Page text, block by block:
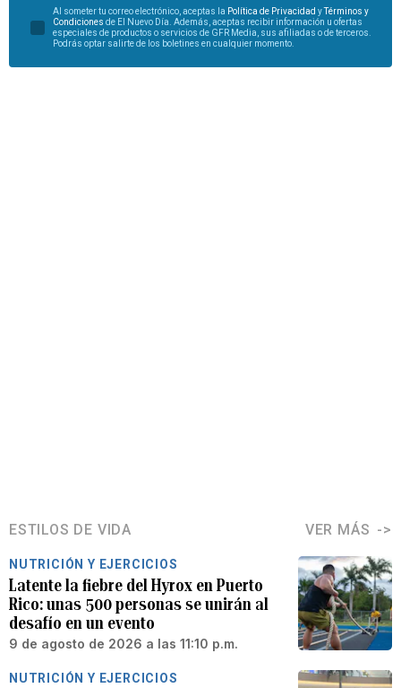
Al someter tu correo electrónico, aceptas la Política de Privacidad yTérminos y
Condiciones de El Nuevo Día. Además, aceptas recibir información u ofertas
especiales de productos o servicios de GFR Media, sus afiliadas o de terceros.
Podrás optar salirte de los boletines en cualquier momento.
ESTILOS DE VIDA VER MÁS
NUTRICIÓN Y EJERCICIOS
Latente la fiebre del Hyrox en Puerto
Rico: unas 500 personas se unirán al
desafío en un evento
9 de agosto de 2026 a las 11:10 p.m.
NUTRICIÓN Y EJERCICIOS